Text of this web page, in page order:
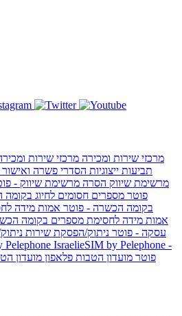
מרכזי שירות ומכירה מרכזי שירות
תביעות ייצוגיות הסדרי פשרה ואישור
מרשימת שיווק הסרה מרשימת שיווק -
פוטר מספרים חסומים לחיוג
בקומה הכשרה - פוטר אמות מידה
אמות מידה לחסימת מספרים בקומה
עסקה - פוטר ניתוק/הפסקת שירות
Pelephone IsraelieSIM by Pelephone -
פוטר מועדון הטבות פלאפון מועדון